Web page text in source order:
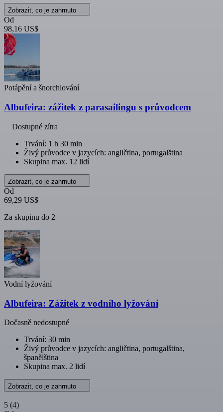
Zobrazit, co je zahrnuto
Od
98,16 US$
Potápění a šnorchlování
Albufeira: zážitek z parasailingu s průvodcem
Dostupné zítra
Trvání: 1 h 30 min
Živý průvodce v jazycích: angličtina, portugalština
Skupina max. 12 lidí
Zobrazit, co je zahrnuto
Od
69,29 US$
Za skupinu do 2
Vodní lyžování
Albufeira: Zážitek z vodního lyžování
Dočasně nedostupné
Trvání: 30 min
Živý průvodce v jazycích: angličtina, portugalština,
španělština
Skupina max. 2 lidí
Zobrazit, co je zahrnuto
5 (4)